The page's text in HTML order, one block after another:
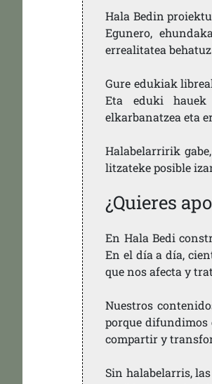
Hala Bedin
Egunero,
errealitatea
Gure edukiak
Eta eduki hauek
elkarbanatzea eta
Halabelarririk
litzateke posible
¿Quieres
En Hala Bedi
En el día a día,
que nos afecta y
Nuestros
porque difundimos
compartir y
Sin halabelarris,